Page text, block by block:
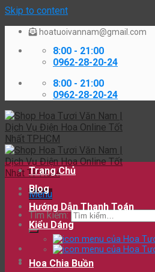
Skip to content
hoatuoivannam@gmail.com
8:00 - 21:00
0962-28-20-24
8:00 - 21:00
0962-28-20-24
Menu
Tìm kiếm:
Trang Chủ
Blog
Hướng Dẫn Thanh Toán
Kiểu Dáng
Hoa Chia Buồn